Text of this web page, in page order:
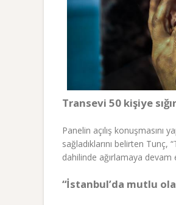
Transevi 50 kişiye
Panelin açılış konuşmasını
sağladıklarını belirten Tunç,
dahilinde ağırlamaya devam
“İstanbul’da mutlu